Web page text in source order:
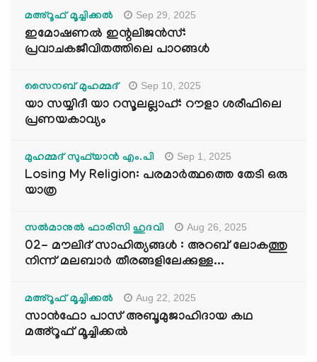
മഅ്റൂഫ് മൂച്ചിക്കല്‍ Sep 29, 2025
ഇമോഷണൽ ഇന്റലിജൻസ്:
പ്രവാചകജീവിതത്തിലെ പാഠങ്ങൾ
സൈനബ് മുഹമ്മദ് Sep 10, 2025
യാ സയ്യിദീ യാ റസൂലല്ലാഹ്: റൗളാ ശരീഫിലെ
പ്രണയകാവ്യം
മുഹമ്മദ് സുഫ്‌യാൻ എം.പി Sep 1, 2025
Losing My Religion: പരമാർത്ഥത്തെ തേടി ഒരു
യാത്ര
സൽമാനുൽ ഫാരിസി ഹുദവി Aug 26, 2025
02- മൗലിദ് സാഹിത്യങ്ങൾ : അറബ് ലോകത്തു
നിന്ന് മലബാർ തീരങ്ങളിലേക്കുള്ള...
മഅ്റൂഫ് മൂച്ചിക്കല്‍ Aug 22, 2025
സാൻഫോ പാസ് അബൂമുജാഹിദായ കഥ
മഅ്റൂഫ് മൂച്ചിക്കല്‍